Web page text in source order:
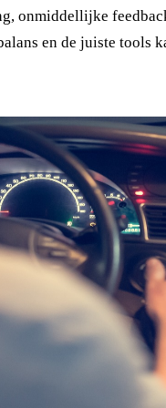
onmiddellijke
en de juiste